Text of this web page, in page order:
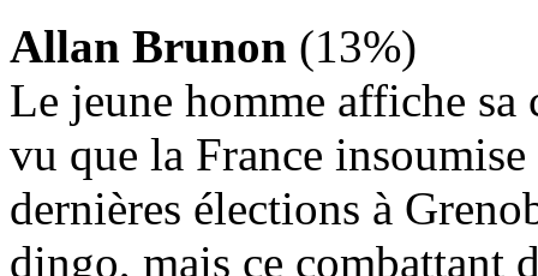
Allan Brunon (13%)
Le jeune homme affiche sa
vu que la France
dernières élections à
dingo, mais ce